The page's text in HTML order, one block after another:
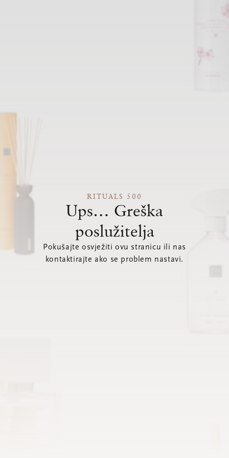
RITUALS 500
Ups… Greška
poslužitelja
Pokušajte osvježiti ovu stranicu ili nas
kontaktirajte ako se problem nastavi.